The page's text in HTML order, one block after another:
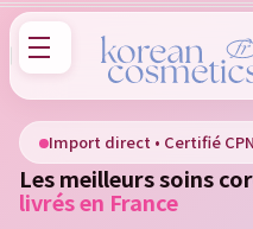
Import direct • Certifié
Les meilleurs soins
livrés en France
Sign in
You need to be logged in
list.